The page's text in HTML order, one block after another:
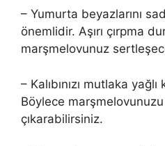
– Yumurta beyazlarını
önemlidir. Aşırı çırpma
marşmelovunuz
– Kalıbınızı mutlaka yağlı
Böylece
çıkarabilirsiniz.